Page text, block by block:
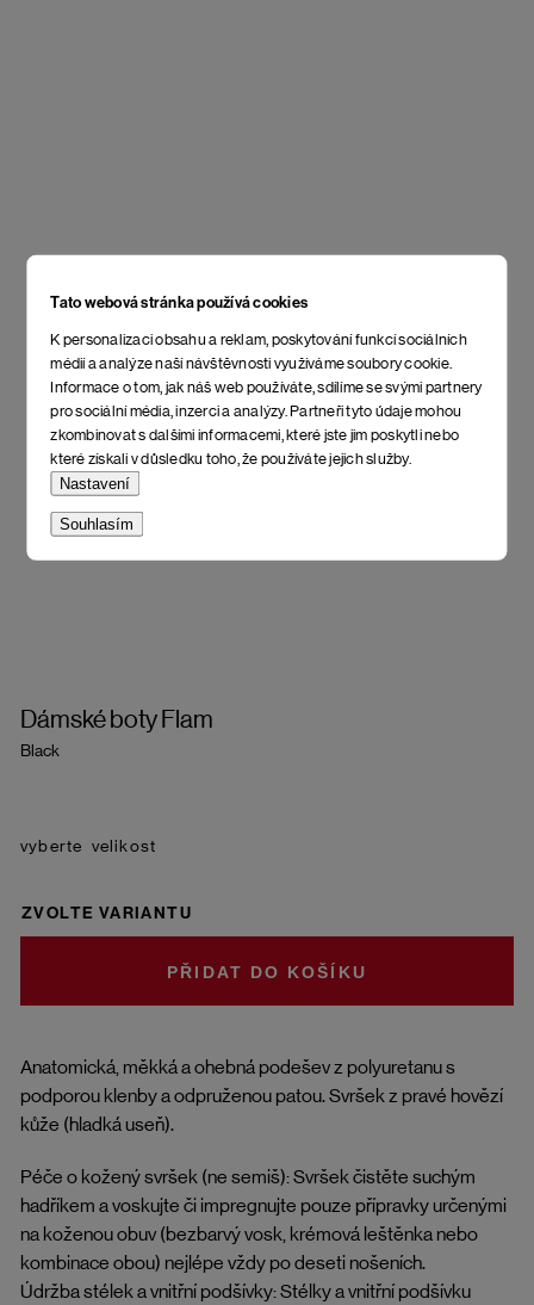
Tato webová stránka používá cookies
K personalizaci obsahu a reklam, poskytování funkcí sociálních
médií a analýze naší návštěvnosti využíváme soubory cookie.
Informace o tom, jak náš web používáte, sdílíme se svými partnery
pro sociální média, inzerci a analýzy. Partneři tyto údaje mohou
zkombinovat s dalšími informacemi, které jste jim poskytli nebo
které získali v důsledku toho, že používáte jejich služby.
Nastavení
Souhlasím
Dámské boty Flam
Black
Anatomická, měkká a ohebná podešev z polyuretanu s
podporou klenby a odpruženou patou. Svršek z pravé hovězí
kůže (hladká useň).
Péče o kožený svršek (ne semiš): Svršek čistěte suchým
hadříkem a voskujte či impregnujte pouze přípravky určenými
na koženou obuv (bezbarvý vosk, krémová leštěnka nebo
kombinace obou) nejlépe vždy po deseti nošeních.
Údržba stélek a vnitřní podšívky: Stélky a vnitřní podšívku
velikost
ZVOLTE VARIANTU
DO KOŠÍKU